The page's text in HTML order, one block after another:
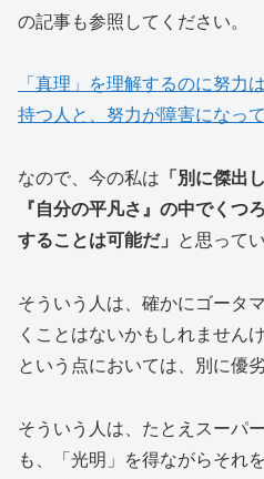
の記事も参照してください。
「真理」を理解するのに努力
持つ人と、努力が障害になっ
なので、今の私は 「別に傑出
『自分の平凡さ』の中でくつ
することは可能だ」
と思って
そういう人は、確かにゴータ
くことはないかもしれません
という点においては、別に優
そういう人は、たとえスーパ
も、「光明」を得ながらそれ